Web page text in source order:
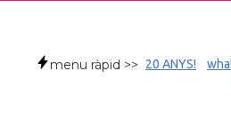
menu ràpid >> 20 ANYS!